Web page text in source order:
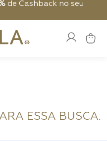
de Cashback no seu
ESSA BUSCA.